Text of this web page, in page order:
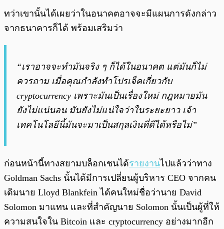
ทว่าเขานั้นได้เผยว่าในอนาคตอาจจะมีแผนการดังกล่าว
จากธนาคารก็ได้ พร้อมเสริมว่า
“เราอาจจะทำมันจริง ๆ ก็ได้ในอนาคต แต่มันก็ไม่
ควรถาม เมื่อคุณกำลังทำโปรเจ็คเกี่ยวกับ
cryptocurrency เพราะมันเป็นเรื่องใหม่ กฎหมายมัน
ยังไม่แน่นอน มันยังไม่แน่ใจว่าในระยะยาว เจ้า
เทคโนโลยีนี้มันจะมาเป็นสกุลเงินที่ดีได้หรือไม่”
ก่อนหน้านี้ทางสยามบล็อกเชนได้รายงานไปแล้วว่าทาง
Goldman Sachs นั้นได้มีการเปลี่ยนผู้บริหาร CEO จากคน
เดิมนาย Lloyd Blankfein ได้คนใหม่ชื่อว่านาย David
Solomon มาแทน และที่สำคัญนาย Solomon นั้นเป็นผู้ที่ให้
ความสนใจใน Bitcoin และ cryptocurrency อย่างมากอีก